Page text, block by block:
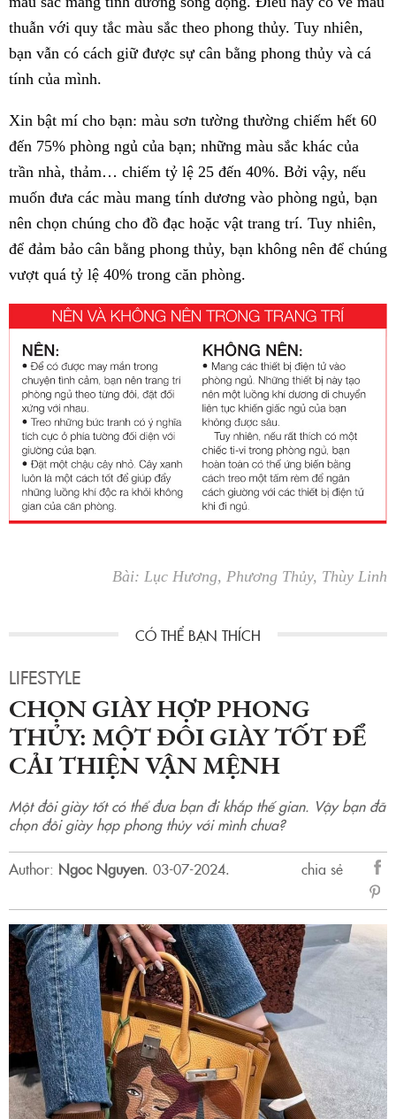
thuẫn với quy tắc màu sắc theo phong thủy. Tuy nhiên,
bạn vẫn có cách giữ được sự cân bằng phong thủy và cá
tính của mình.
Xin bật mí cho bạn: màu sơn tường thường chiếm hết 60
đến 75% phòng ngủ của bạn; những màu sắc khác của
trần nhà, thảm… chiếm tỷ lệ 25 đến 40%. Bởi vậy, nếu
muốn đưa các màu mang tính dương vào phòng ngủ, bạn
nên chọn chúng cho đồ đạc hoặc vật trang trí. Tuy nhiên,
để đảm bảo cân bằng phong thủy, bạn không nên để chúng
vượt quá tỷ lệ 40% trong căn phòng.
Bài: Lục Hương, Phương Thủy, Thùy Linh
LIFESTYLE
CHỌN GIÀY HỢP PHONG
THỦY: MỘT ĐÔI GIÀY TỐT ĐỂ
CẢI THIỆN VẬN MỆNH
Một đôi giày tốt có thể đưa bạn đi khắp thế gian. Vậy bạn đã
chọn đôi giày hợp phong thủy với mình chưa?
Author: Ngoc Nguyen. 03-07-2024.
chia sẻ
sẻ